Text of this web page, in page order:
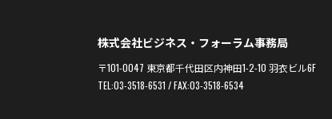
株式会社ビジネス・フォーラム事務局
〒101-0047 東京都千代田区内神田1-2-10 羽衣ビル6F
TEL:03-3518-6531 / FAX:03-3518-6534